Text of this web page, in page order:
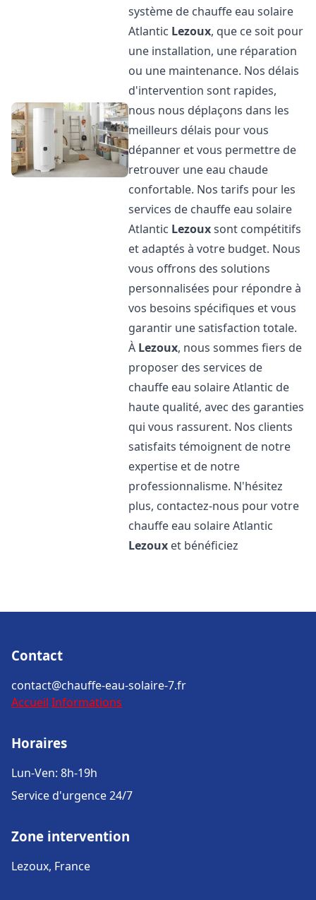
système de chauffe eau solaire
Atlantic Lezoux, que ce soit pour
une installation, une réparation
ou une maintenance. Nos délais
d'intervention sont rapides,
nous nous déplaçons dans les
meilleurs délais pour vous
dépanner et vous permettre de
retrouver une eau chaude
confortable. Nos tarifs pour les
services de chauffe eau solaire
Atlantic Lezouxsont compétitifs
et adaptés à votre budget. Nous
vous offrons des solutions
personnalisées pour répondre à
vos besoins spécifiques et vous
garantir une satisfaction totale.
À Lezoux, nous sommes fiers de
proposer des services de
chauffe eau solaire Atlantic de
haute qualité, avec des garanties
qui vous rassurent. Nos clients
satisfaits témoignent de notre
expertise et de notre
professionnalisme. N'hésitez
plus, contactez-nous pour votre
chauffe eau solaire Atlantic
Lezoux et bénéficiez
Contact
contact@chauffe-eau-solaire-7.fr
Accueil Informations
Horaires
Lun-Ven: 8h-19h
Service d'urgence 24/7
Zone intervention
Lezoux, France